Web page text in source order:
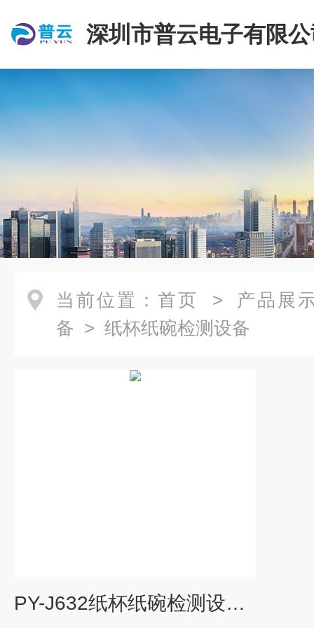
深圳市普云电子有限
当前位置： 首页 > 产品展
备 > 纸杯纸碗检测设备
PY-J632纸杯纸碗检测设备 杯身挺度仪 平压强度仪